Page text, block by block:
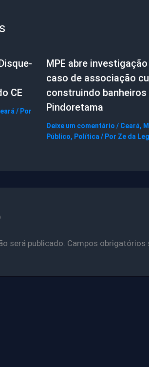
CE
/ Por
MPE abre
caso de associação
construindo banheiros
Pindoretama
Deixe um comentário / Ceará,
Público, Política/ Por Ze da
será publicado. Campos obrigatórios